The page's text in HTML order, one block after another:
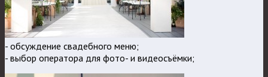
- обсуждение свадебного меню;
- выбор оператора для фото- и видеосъёмки;